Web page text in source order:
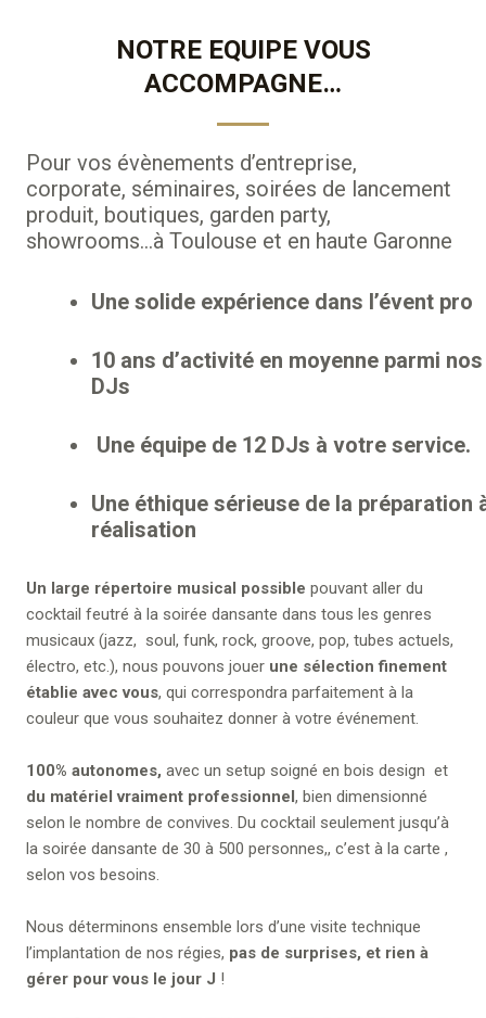
NOTRE EQUIPE VOUS
ACCOMPAGNE…
Pour vos évènements d’entreprise,
corporate, séminaires, soirées de lancement
produit, boutiques, garden party,
showrooms…à Toulouse et en haute Garonne
Une solide expérience dans l’évent pro
10 ans d’activité en moyenne parmi nos
DJs
Une équipe de 12 DJs à votre service.
Une éthique sérieuse de la préparation
réalisation
Un large répertoire musical possible pouvant aller du
cocktail feutré à la soirée dansante dans tous les genres
musicaux (jazz, soul, funk, rock, groove, pop, tubes actuels,
électro, etc.), nous pouvons jouer une sélection finement
établie avec vous, qui correspondra parfaitement à la
couleur que vous souhaitez donner à votre événement.
100% autonomes, avec un setup soigné en bois design et
du matériel vraiment professionnel, bien dimensionné
selon le nombre de convives. Du cocktail seulement jusqu’à
la soirée dansante de 30 à 500 personnes,, c’est à la carte ,
selon vos besoins.
Nous déterminons ensemble lors d’une visite technique
l’implantation de nos régies, pas de surprises, et rien à
gérer pour vous le jour J !